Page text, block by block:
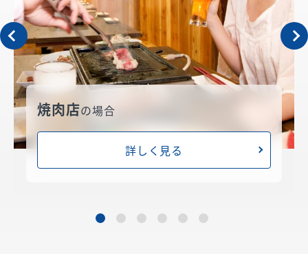
焼肉店の場合
詳しく見る